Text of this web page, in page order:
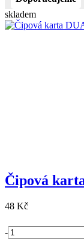
skladem
Čipová
48 Kč
-